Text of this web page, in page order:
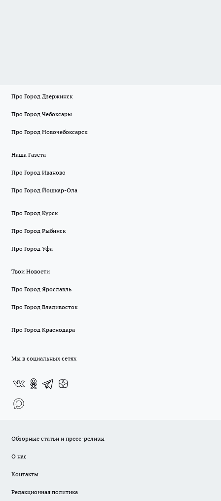
Про Город Дзержинск
Про Город Чебоксары
Про Город Новочебоксарск
Наша Газета
Про Город Иваново
Про Город Йошкар-Ола
Про Город Курск
Про Город Рыбинск
Про Город Уфа
Твои Новости
Про Город Ярославль
Про Город Владивосток
Про Город Краснодара
Мы в социальных сетях
Обзорные статьи и пресс-релизы
О нас
Контакты
Редакционная политика